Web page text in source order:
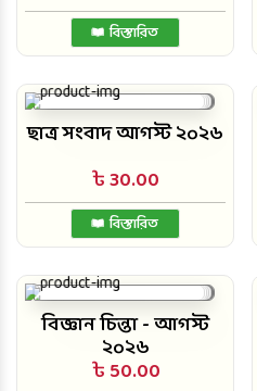
বিস্তারিত
ছাত্র সংবাদ আগস্ট ২০২৬
৳ 30.00
বিস্তারিত
বিজ্ঞান চিন্তা - আগস্ট
২০২৬
৳ 50.00